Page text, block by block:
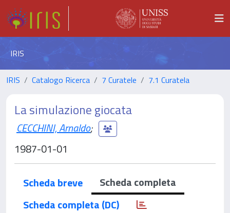
IRIS
IRIS Catalogo Ricerca 7 Curatele 7.1 Curatela
La simulazione giocata
CECCHINI, Arnaldo;
1987-01-01
Scheda breve
Scheda completa
Scheda completa (DC)